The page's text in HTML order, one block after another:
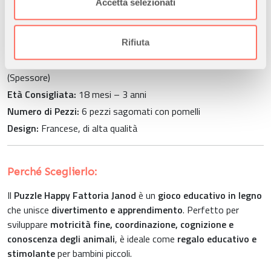
analizzare il nostro traffico. Condividiamo inoltre
informazioni sul modo in cui utilizza il nostro sito con i
nostri partner che si occupano di analisi dei dati web,
pubblicità e social media, i quali potrebbero combinarle
con altre informazioni che ha fornito loro o che hanno
raccolto dal suo utilizzo dei loro servizi.
Accetta selezionati
Rifiuta
Dettagli del Prodotto:
Legno resistente e sicuro
Dimensioni Puzzle:28 cm (L) x 21,7 cm (H) x 2,4 cm
(Spessore)
Età Consigliata: 18 mesi – 3 anni
Numero di Pezzi: 6 pezzi sagomati con pomelli
Design: Francese, di alta qualità
Perché Sceglierlo:
Il Puzzle Happy Fattoria Janod è un gioco educativo in legno
che unisce divertimento e apprendimento. Perfetto per
sviluppare motricità fine, coordinazione, cognizione e
conoscenza degli animali, è ideale come regalo educativo e
stimolanteper bambini piccoli.